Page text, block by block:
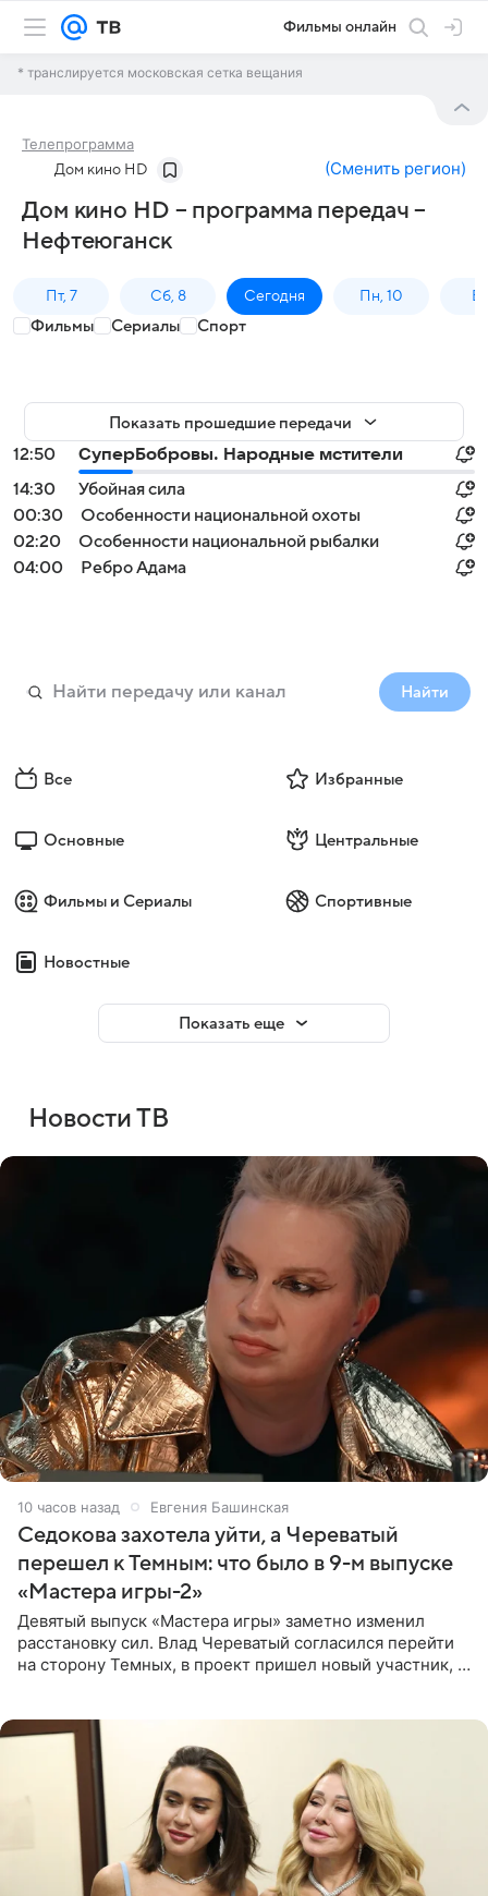
Фильмы онлайн
* транслируется московская сетка вещания
Телепрограмма
Дом кино HD (Сменить регион)
Дом кино HD – программа передач –
Нефтеюганск
Пт, 7 Сб, 8 Сегодня Пн, 10
Фильмы Сериалы Спорт
Показать прошедшие передачи
12:50
СуперБобровы. Народные мстители
14:30
Убойная сила
00:30
Особенности национальной охоты
02:20
Особенности национальной рыбалки
04:00
Ребро Адама
Найти
Все Избранные
Основные Центральные
Фильмы и Сериалы Спортивные
Новостные
Показать еще
Новости ТВ
10 часов назад Евгения Башинская
Седокова захотела уйти, а Череватый
перешел к Темным: что было в 9-м выпуске
«Мастера игры-2»
Девятый выпуск «Мастера игры» заметно изменил
расстановку сил. Влад Череватый согласился перейти
на сторону Темных, в проект пришел новый участник, а